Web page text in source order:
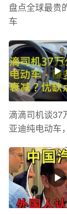
盘点全球最贵
车
滴滴司机谈37
亚迪纯电动车
有哪些？